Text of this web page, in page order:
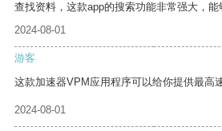
查找资料，这款app的搜索功能非常强大，能
2024-08-01
游客
这款加速器VPM应用程序可以给你提供最高
2024-08-01